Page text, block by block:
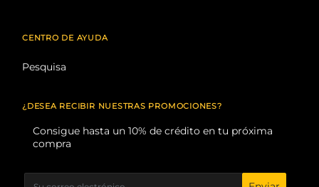
CENTRO DE AYUDA
Pesquisa
¿DESEA RECIBIR NUESTRAS PROMOCIONES?
Consigue hasta un 10% de crédito en tu próxima
compra